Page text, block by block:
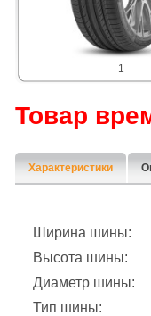
1
Товар
Характеристики
Ширина шины:
Высота шины:
Диаметр шины:
Тип шины: